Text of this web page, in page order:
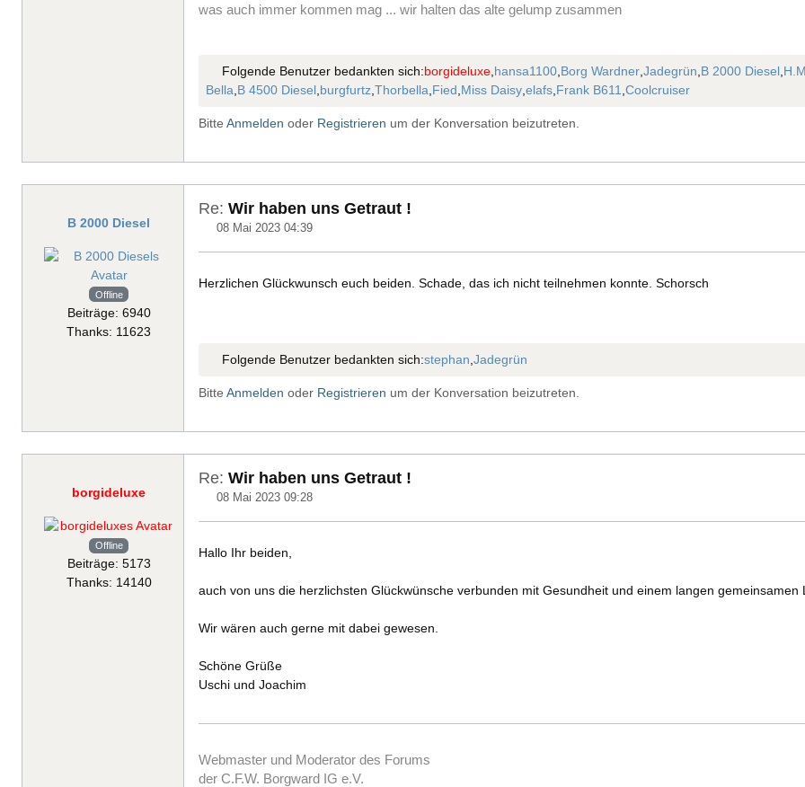
was auch immer kommen mag ... wir halten das alte gelump zusammen
Folgende Benutzer bedankten sich:borgideluxe, hansa1100, Borg Wardner, Jadegrün B 2000 Diesel,
Bella B 4500 Diesel burgfurtz Thorbella Fied Miss Daisy elafs Frank B611 Coolcruiser
Bitte Anmelden oder Registrieren um der Konversation beizutreten.
B 2000 Diesel
Offline
Beiträge: 6940
Thanks: 11623
Re: Wir haben uns Getraut !
08 Mai 2023 04:39
Herzlichen Glückwunsch euch beiden. Schade, das ich nicht teilnehmen konnte. Schorsch
Folgende Benutzer bedankten sich:stephan Jadegrün
Bitte Anmelden oder Registrieren um der Konversation beizutreten.
borgideluxe
Offline
Beiträge: 5173
Thanks: 14140
Re: Wir haben uns Getraut !
08 Mai 2023 09:28
Hallo Ihr beiden,
auch von uns die herzlichsten Glückwünsche verbunden mit Gesundheit und einem langen gemeinsamen
Wir wären auch gerne mit dabei gewesen.
Schöne Grüße
Uschi und Joachim
Webmaster und Moderator des Forums
der C.F.W. Borgward IG e.V.